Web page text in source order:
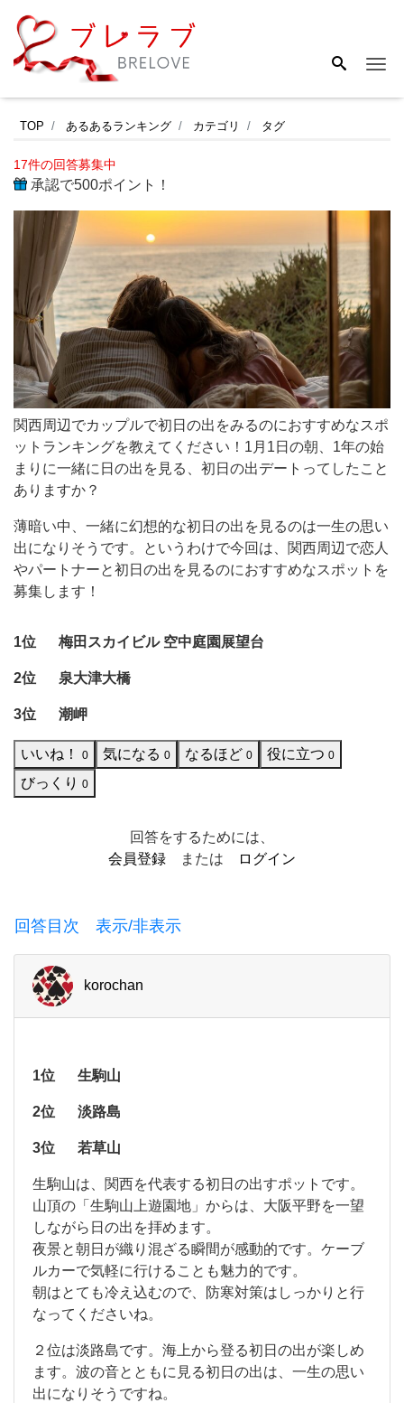
関
西
周
辺
で
カ
ッ
プ
ル
で
初
日
の
出
を
み
る
の
お
す
め
な
ス
ポ
ン
キ
ン
グ
を
え
て
だ
さ
い！
月
日
の
朝、
TOP あるあるランキング カテゴリ タグ
17件の回答募集中
承認で500ポイント！
関西周辺でカップルで初日の出をみるのにおすすめなスポ
ットランキングを教えてください！1月1日の朝、1年の始
まりに一緒に日の出を見る、初日の出デートってしたこと
ありますか？
薄暗い中、一緒に幻想的な初日の出を見るのは一生の思い
出になりそうです。というわけで今回は、関西周辺で恋人
やパートナーと初日の出を見るのにおすすめなスポットを
募集します！
1位 梅田スカイビル 空中庭園展望台
2位 泉大津大橋
3位 潮岬
いいね！ 0 気になる 0 なるほど 0 役に立つ 0
びっくり 0
回答をするためには、
会員登録
または ログイン
回答目次 表示/非表示
korochan
1位 生駒山
2位 淡路島
3位 若草山
生
駒
山
は
、
関
西
を
代
す
る
初
生駒山は、関西を代表する初日の出すポットです。
山頂の「生駒山上遊園地」からは、大阪平野を一望
しながら日の出を拝めます。
夜景と朝日が織り混ざる瞬間が感動的です。ケーブ
ルカーで気軽に行けることも魅力的です。
朝はとても冷え込むので、防寒対策はしっかりと行
なってくださいね。
２位は淡路島です。海上から登る初日の出が楽しめ
ます。波の音とともに見る初日の出は、一生の思い
出になりそうですね。